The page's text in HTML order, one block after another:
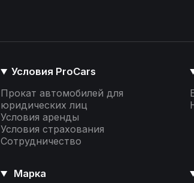
Условия ProCars
Прокат автомобилей для
юридических лиц
Условия аренды
Условия страхования
Сотрудничество
Марка